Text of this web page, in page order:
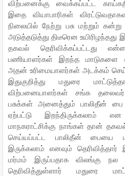
விற்பனைக்கு வைக்கப்பட்ட
இதை வியாபாரிகள்
நிலையில் நேற்று பசு மற்றும்
அடுத்தடுத்து திடீரென உயிரிழந்தது
தகவல் தெரிவிக்கப்பட்டது
பணியாளர்கள் இறந்த மாடுகளை
அதன் உரிமையாளர்கள் அடக்கம்
இதுகுறித்து மதுரை
விற்பனையாளர்கள் சங்க
பசுக்கள் அனைத்தும் பாலிதீன்
ஏற்பட்டு இறந்திருக்கலாம்
மாநகராட்சிக்கு நாங்கள் தான்
செய்யப்பட்ட பாலிதீன் பையை
இருக்கலாம் எனவும்
மர்மம் இருப்பதாக விலங்கு நல
தெரிவித்துள்ளார் மதுரை